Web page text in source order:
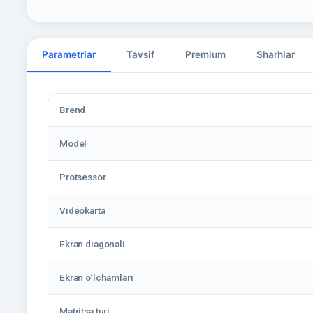
Parametrlar Tavsif Premium Sharhlar
Brend
Model
Protsessor
Videokarta
Ekran diagonali
Ekran o‘lchamlari